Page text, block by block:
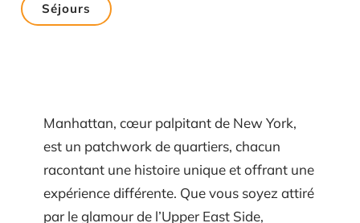
Séjours
Manhattan, cœur palpitant de New York,
est un patchwork de quartiers, chacun
racontant une histoire unique et offrant une
expérience différente. Que vous soyez attiré
par le glamour de l’Upper East Side,